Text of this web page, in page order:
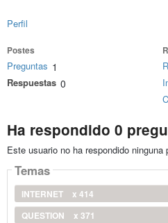
Perfil
Postes
Preguntas 1
Respuestas 0
Ha respondido 0
Este usuario no ha respondido ninguna
Temas
INTERNET
x 414
QUESTION
x 371